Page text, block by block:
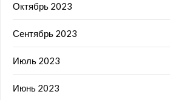
Октябрь 2023
Сентябрь 2023
Июль 2023
Июнь 2023